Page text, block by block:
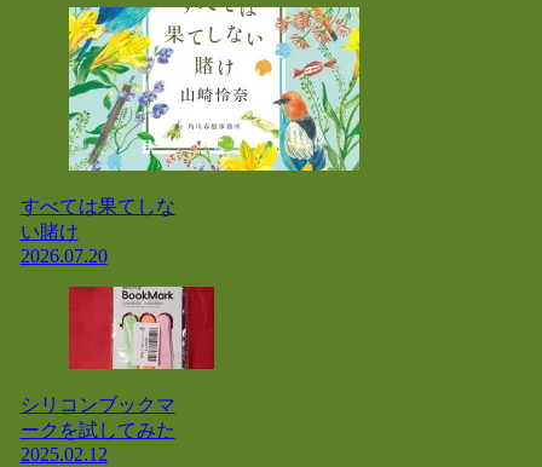
すべては果てしな
い賭け
2026.07.20
シリコンブックマ
ークを試してみた
2025.02.12